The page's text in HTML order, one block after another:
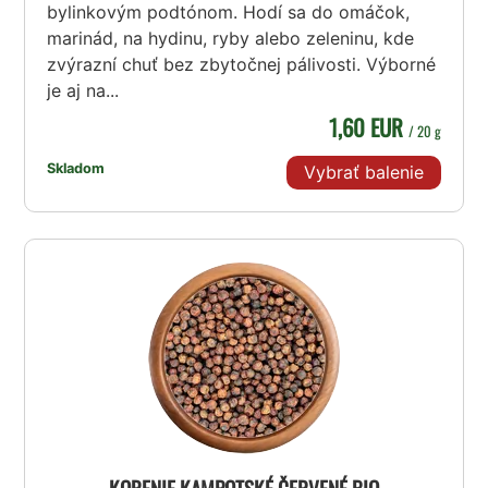
bylinkovým podtónom. Hodí sa do omáčok,
marinád, na hydinu, ryby alebo zeleninu, kde
zvýrazní chuť bez zbytočnej pálivosti. Výborné
je aj na...
Skladom
1,60 EUR / 20 g
Vybrať balenie